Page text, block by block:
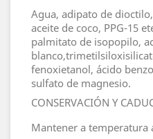
Agua, adipato de
aceite de coco, PPG-15
palmitato de isopopilo,
fenoxietanol, ácido
sulfato de magnesio.
CONSERVACIÓN Y
Mantener a temperatura